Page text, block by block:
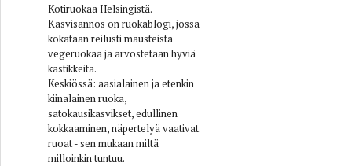
Kotiruokaa Helsingistä.
Kasvisannos on ruokablogi, jossa
kokataan reilusti mausteista
vegeruokaa ja arvostetaan hyviä
kastikkeita.
Keskiössä: aasialainen ja etenkin
kiinalainen ruoka,
satokausikasvikset, edullinen
kokkaaminen, näpertelyä vaativat
ruoat - sen mukaan miltä
milloinkin tuntuu.